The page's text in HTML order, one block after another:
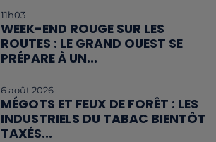
11h03
WEEK-END ROUGE SUR LES
ROUTES : LE GRAND OUEST SE
PRÉPARE À UN...
6 août 2026
MÉGOTS ET FEUX DE FORÊT : LES
INDUSTRIELS DU TABAC BIENTÔT
TAXÉS...